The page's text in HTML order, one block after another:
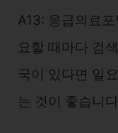
A13: 응급의료
요할 때마다 검
국이 있다면 일
는 것이 좋습니